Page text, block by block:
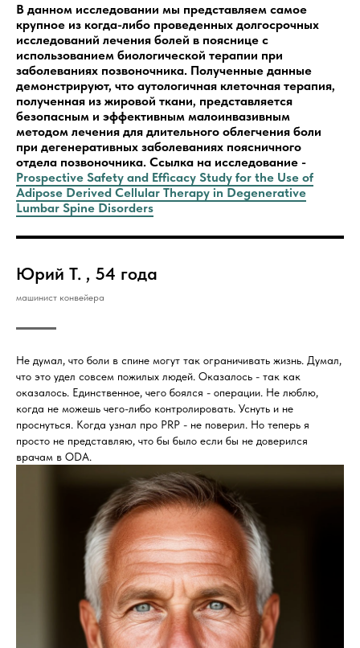
В данном исследовании мы представляем самое
крупное из когда-либо проведенных долгосрочных
исследований лечения болей в пояснице с
использованием биологической терапии при
заболеваниях позвоночника. Полученные данные
демонстрируют, что аутологичная клеточная терапия,
полученная из жировой ткани, представляется
безопасным и эффективным малоинвазивным
методом лечения для длительного облегчения боли
при дегенеративных заболеваниях поясничного
отдела позвоночника. Ссылка на исследование -
Prospective Safety and Efficacy Study for the Use of
Adipose Derived Cellular Therapy in Degenerative
Lumbar Spine Disorders
Юрий Т. , 54 года
машинист конвейера
Не думал, что боли в спине могут так ограничивать жизнь. Думал,
что это удел совсем пожилых людей. Оказалось - так как
оказалось. Единственное, чего боялся - операции. Не люблю,
когда не можешь чего-либо контролировать. Уснуть и не
проснуться. Когда узнал про PRP - не поверил. Но теперь я
просто не представляю, что бы было если бы не доверился
врачам в ODA.